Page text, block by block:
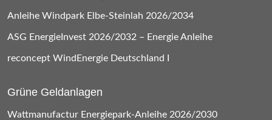
Anleihe Windpark Elbe-Steinlah 2026/2034
ASG EnergieInvest 2026/2032 – Energie Anleihe
reconcept WindEnergie Deutschland I
Grüne Geldanlagen
Wattmanufactur Energiepark-Anleihe 2026/2030